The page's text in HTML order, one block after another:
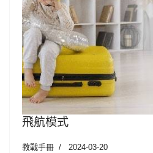
飛航模式
教戰手冊 2024-03-20